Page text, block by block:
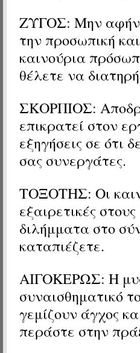
ΖΥΓΟΣ: Μην
την προσωπική
καινούρια
θέλετε να
ΣΚΟΡΠΙΟΣ:
επικρατεί στον
εξηγήσεις σε ότι
σας συνεργάτες.
ΤΟΞΟΤΗΣ: Οι
εξαιρετικές
διλήμματα στο
καταπιέζετε.
ΑΙΓΟΚΕΡΩΣ: Η
συναισθηματικό
γεμίζουν άγχος
περάστε στην